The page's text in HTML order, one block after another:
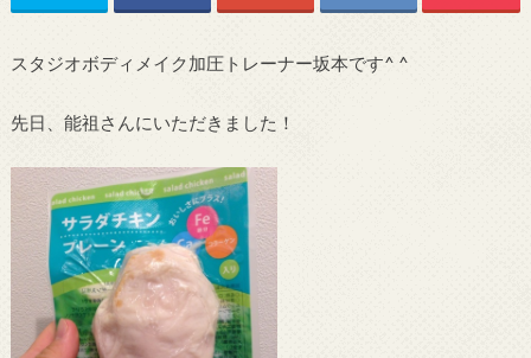
スタジオボディメイク加圧トレーナー坂本です^ ^
先日、能祖さんにいただきました！